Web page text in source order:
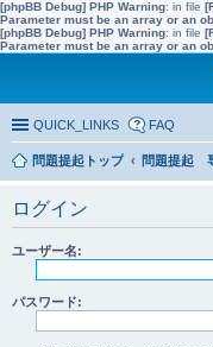
[phpBB Debug] PHP Warning: in file
Parameter must be an array or an
[phpBB Debug] PHP Warning: in file
Parameter must be an array or an
QUICK_LINKS FAQ
問題提起トップ
問題提起
ログイン
ユーザー名:
パスワード: